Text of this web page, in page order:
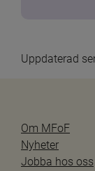
Uppdaterad
Om MFoF
Nyheter
Jobba hos oss